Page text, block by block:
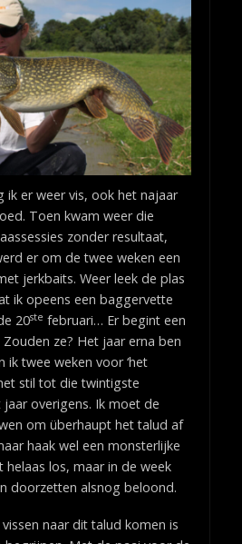
ik er weer vis, ook het najaar
Toen kwam weer die
zonder resultaat,
er om de twee weken een
jerkbaits. Weer leek de plas
ik opeens een baggervette
20ste februari… Er begint een
ze? Het jaar erna ben
ik twee weken voor ‘het
stil tot die twintigste
overigens. Ik moet de
om überhaupt het talud af
haak wel een monsterlijke
helaas los, maar in de week
doorzetten alsnog beloond.
naar dit talud komen is